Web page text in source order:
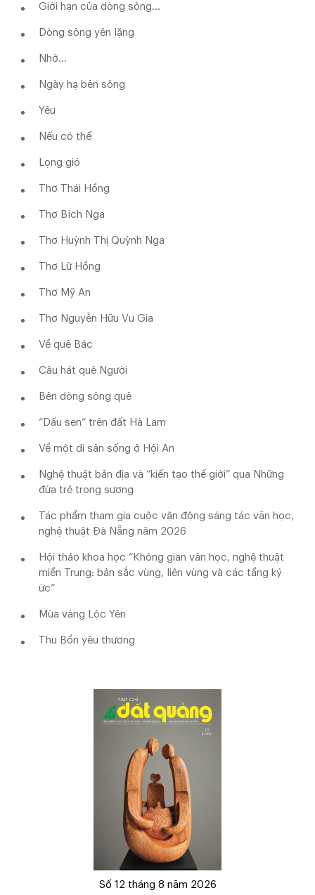
Giới hạn của dòng sông…
Dòng sông yên lặng
Nhờ...
Ngày hạ bên sông
Yêu
Nếu có thể
Lọng gió
Thơ Thái Hồng
Thơ Bích Nga
Thơ Huỳnh Thị Quỳnh Nga
Thơ Lữ Hồng
Thơ Mỹ An
Thơ Nguyễn Hữu Vu Gia
Về quê Bác
Câu hát quê Người
Bên dòng sông quê
“Dấu sen” trên đất Hà Lam
Về một di sản sống ở Hội An
Nghệ thuật bản địa và “kiến tạo thế giới” qua Những
đứa trẻ trong sương
Tác phẩm tham gia cuộc vận động sáng tác văn học,
nghệ thuật Đà Nẵng năm 2026
Hội thảo khoa học “Không gian văn học, nghệ thuật
miền Trung: bản sắc vùng, liên vùng và các tầng ký
ức”
Mùa vàng Lộc Yên
Thu Bồn yêu thương
Số 12 tháng 8 năm 2026